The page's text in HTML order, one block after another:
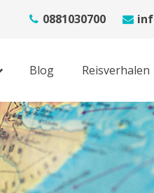
0881030700
Blog Reisverhalen